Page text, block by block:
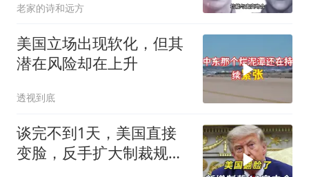
老家的诗和远方
美国立场出现软化，但其
潜在风险却在上升
透视到底
谈完不到1天，美国直接
变脸，反手扩大制裁规